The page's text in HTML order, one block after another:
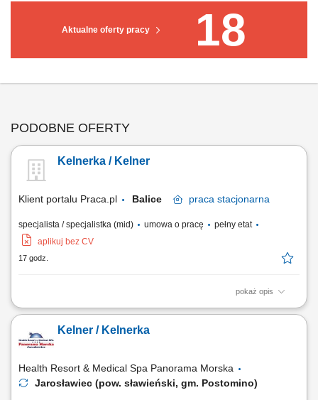
Aktualne oferty pracy 18
PODOBNE OFERTY
Kelnerka / Kelner
Klient portalu Praca.pl Balice praca stacjonarna
specjalista / specjalistka (mid) umowa o pracę
pełny etat
aplikuj bez CV
17 godz.
pokaż opis
obsługa i doradztwo klienta w miejscu sprzedaży, utrzymywanie
zamówień oraz bieżące uzupełnianie asortymentu, zachowanie
czystości i porządku w obszarze pracy, współpraca z zespołem w
Kelner / Kelnerka
Health Resort & Medical Spa Panorama Morska
Jarosławiec (pow. sławieński, gm. Postomino)